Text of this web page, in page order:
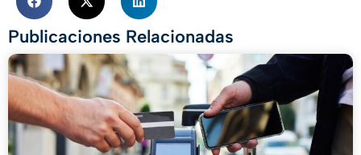
Publicaciones Relacionadas